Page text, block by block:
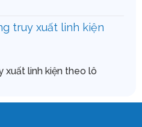
xuất linh kiện theo lô